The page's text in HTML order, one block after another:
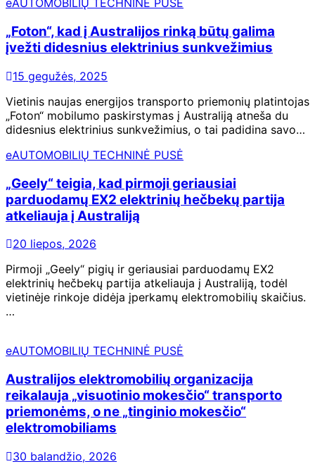
eAUTOMOBILIŲ TECHNINĖ PUSĖ
„Foton“, kad į Australijos rinką būtų galima
įvežti didesnius elektrinius sunkvežimius
15 gegužės, 2025
Vietinis naujas energijos transporto priemonių platintojas
„Foton“ mobilumo paskirstymas į Australiją atneša du
didesnius elektrinius sunkvežimius, o tai padidina savo…
eAUTOMOBILIŲ TECHNINĖ PUSĖ
„Geely“ teigia, kad pirmoji geriausiai
parduodamų EX2 elektrinių hečbekų partija
atkeliauja į Australiją
20 liepos, 2026
Pirmoji „Geely“ pigių ir geriausiai parduodamų EX2
elektrinių hečbekų partija atkeliauja į Australiją, todėl
vietinėje rinkoje didėja įperkamų elektromobilių skaičius.
…
eAUTOMOBILIŲ TECHNINĖ PUSĖ
Australijos elektromobilių organizacija
reikalauja „visuotinio mokesčio“ transporto
priemonėms, o ne „tinginio mokesčio“
elektromobiliams
30 balandžio, 2026